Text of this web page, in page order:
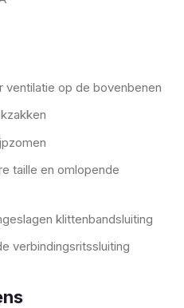
ventilatie op de bovenbenen
taille en omlopende
klittenbandsluiting
verbindingsritssluiting